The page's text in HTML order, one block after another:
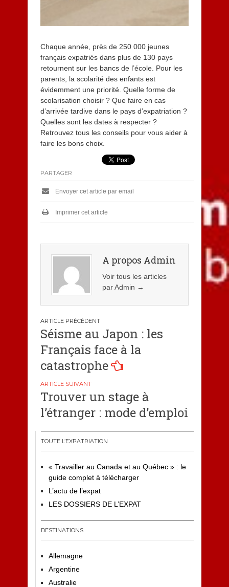
Chaque année, près de 250 000 jeunes
français expatriés dans plus de 130 pays
retournent sur les bancs de l’école. Pour les
parents, la scolarité des enfants est
évidemment une priorité. Quelle forme de
scolarisation choisir ? Que faire en cas
d’arrivée tardive dans le pays d’expatriation ?
Quelles sont les dates à respecter ?
Retrouvez tous les conseils pour vous aider à
faire les bons choix.
PARTAGER
Envoyer cet article par email
Imprimer cet article
A propos Admin
Voir tous les articles
par Admin →
Navigation
de
l’article
Séisme au Japon : les
Français face à la
catastrophe
Trouver un stage à
l’étranger : mode d’emploi
TOUTE L’EXPATRIATION
« Travailler au Canada et au Québec » : le
guide complet à télécharger
L’actu de l’expat
LES DOSSIERS DE L’EXPAT
DESTINATIONS
Allemagne
Argentine
Australie